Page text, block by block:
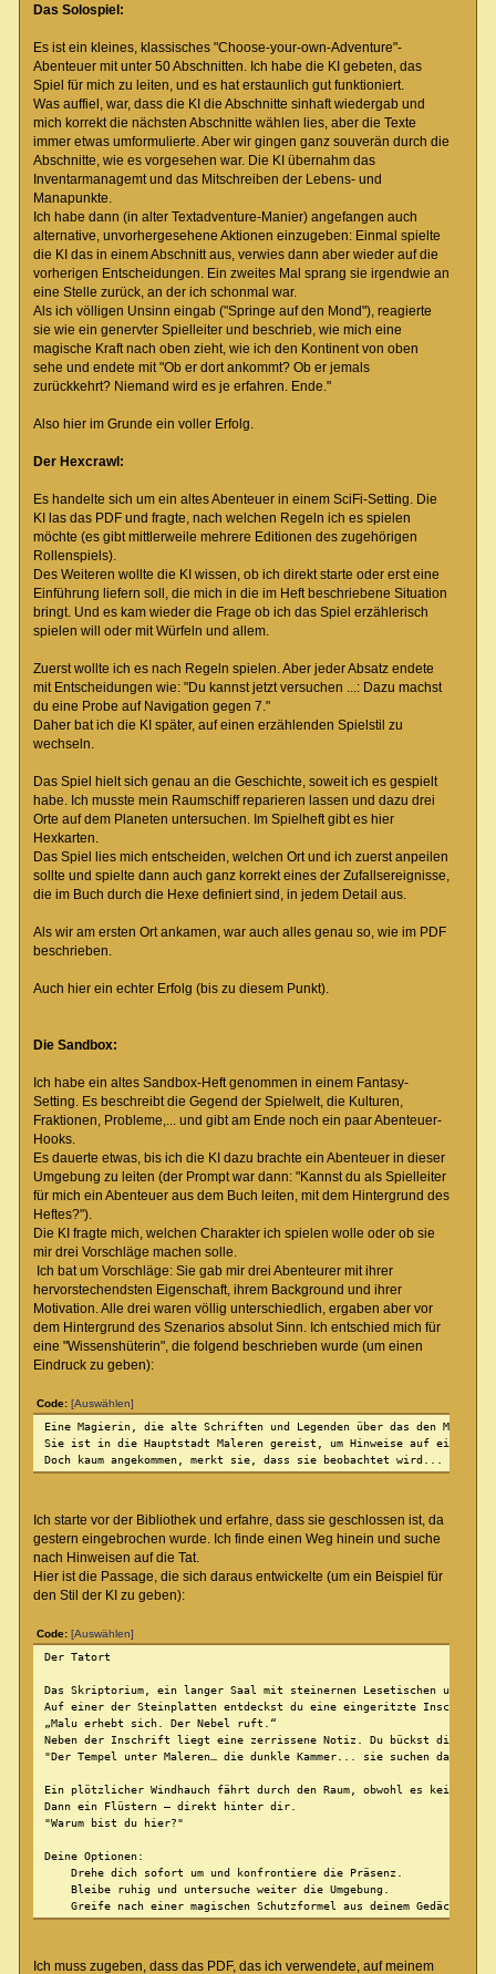
Das Solospiel:
Es ist ein kleines, klassisches "Choose-your-own-Adventure"-
Abenteuer mit unter 50 Abschnitten. Ich habe die KI gebeten, das
Spiel für mich zu leiten, und es hat erstaunlich gut funktioniert.
Was auffiel, war, dass die KI die Abschnitte sinhaft wiedergab und
mich korrekt die nächsten Abschnitte wählen lies, aber die Texte
immer etwas umformulierte. Aber wir gingen ganz souverän durch die
Abschnitte, wie es vorgesehen war. Die KI übernahm das
Inventarmanagemt und das Mitschreiben der Lebens- und
Manapunkte.
Ich habe dann (in alter Textadventure-Manier) angefangen auch
alternative, unvorhergesehene Aktionen einzugeben: Einmal spielte
die KI das in einem Abschnitt aus, verwies dann aber wieder auf die
vorherigen Entscheidungen. Ein zweites Mal sprang sie irgendwie an
eine Stelle zurück, an der ich schonmal war.
Als ich völligen Unsinn eingab ("Springe auf den Mond"), reagierte
sie wie ein genervter Spielleiter und beschrieb, wie mich eine
magische Kraft nach oben zieht, wie ich den Kontinent von oben
sehe und endete mit "Ob er dort ankommt? Ob er jemals
zurückkehrt? Niemand wird es je erfahren. Ende."
Also hier im Grunde ein voller Erfolg.
Der Hexcrawl:
Es handelte sich um ein altes Abenteuer in einem SciFi-Setting. Die
KI las das PDF und fragte, nach welchen Regeln ich es spielen
möchte (es gibt mittlerweile mehrere Editionen des zugehörigen
Rollenspiels).
Des Weiteren wollte die KI wissen, ob ich direkt starte oder erst eine
Einführung liefern soll, die mich in die im Heft beschriebene Situation
bringt. Und es kam wieder die Frage ob ich das Spiel erzählerisch
spielen will oder mit Würfeln und allem.
Zuerst wollte ich es nach Regeln spielen. Aber jeder Absatz endete
mit Entscheidungen wie: "Du kannst jetzt versuchen ...: Dazu machst
du eine Probe auf Navigation gegen 7."
Daher bat ich die KI später, auf einen erzählenden Spielstil zu
wechseln.
Das Spiel hielt sich genau an die Geschichte, soweit ich es gespielt
habe. Ich musste mein Raumschiff reparieren lassen und dazu drei
Orte auf dem Planeten untersuchen. Im Spielheft gibt es hier
Hexkarten.
Das Spiel lies mich entscheiden, welchen Ort und ich zuerst anpeilen
sollte und spielte dann auch ganz korrekt eines der Zufallsereignisse,
die im Buch durch die Hexe definiert sind, in jedem Detail aus.
Als wir am ersten Ort ankamen, war auch alles genau so, wie im PDF
beschrieben.
Auch hier ein echter Erfolg (bis zu diesem Punkt).
Die Sandbox:
Ich habe ein altes Sandbox-Heft genommen in einem Fantasy-
Setting. Es beschreibt die Gegend der Spielwelt, die Kulturen,
Fraktionen, Probleme,... und gibt am Ende noch ein paar Abenteuer-
Hooks.
Es dauerte etwas, bis ich die KI dazu brachte ein Abenteuer in dieser
Umgebung zu leiten (der Prompt war dann: "Kannst du als Spielleiter
für mich ein Abenteuer aus dem Buch leiten, mit dem Hintergrund des
Heftes?").
Die KI fragte mich, welchen Charakter ich spielen wolle oder ob sie
mir drei Vorschläge machen solle.
Ich bat um Vorschläge: Sie gab mir drei Abenteurer mit ihrer
hervorstechendsten Eigenschaft, ihrem Background und ihrer
Motivation. Alle drei waren völlig unterschiedlich, ergaben aber vor
dem Hintergrund des Szenarios absolut Sinn. Ich entschied mich für
eine "Wissenshüterin", die folgend beschrieben wurde (um einen
Eindruck zu geben):
Code: [Auswählen]
Eine Magierin, die alte Schriften und Legenden über das den
Sie ist in die Hauptstadt Maleren gereist, um Hinweise auf eine
Doch kaum angekommen, merkt sie, dass sie beobachtet wird...
Ich starte vor der Bibliothek und erfahre, dass sie geschlossen ist, da
gestern eingebrochen wurde. Ich finde einen Weg hinein und suche
nach Hinweisen auf die Tat.
Hier ist die Passage, die sich daraus entwickelte (um ein Beispiel für
den Stil der KI zu geben):
Code: [Auswählen]
Der Tatort
Das Skriptorium, ein langer Saal mit steinernen Lesetischen und
Auf einer der Steinplatten entdeckst du eine eingeritzte Inschrift:
„Malu erhebt sich. Der Nebel ruft.“
Neben der Inschrift liegt eine zerrissene Notiz. Du bückst dich
"Der Tempel unter Maleren… die dunkle Kammer... sie suchen
Ein plötzlicher Windhauch fährt durch den Raum, obwohl es keine
Dann ein Flüstern – direkt hinter dir.
"Warum bist du hier?"
Deine Optionen:
Drehe dich sofort um und konfrontiere die Präsenz.
Bleibe ruhig und untersuche weiter die Umgebung.
Greife nach einer magischen Schutzformel aus deinem Gedächtnis.
Was tust du?
Ich muss zugeben, dass das PDF, das ich verwendete, auf meinem